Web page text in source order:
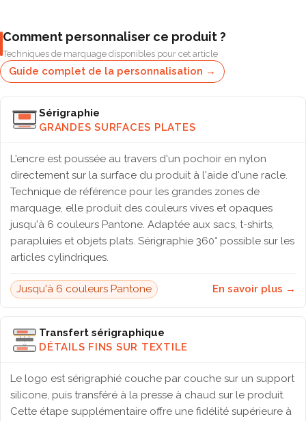
Comment personnaliser ce produit ?
Techniques de marquage disponibles pour cet article
Guide complet de la personnalisation →
Sérigraphie
GRANDES SURFACES PLATES
L'encre est poussée au travers d'un pochoir en nylon
directement sur la surface du produit à l'aide d'une racle.
Technique de référence pour les grandes zones de
marquage, elle produit des couleurs vives et opaques
jusqu'à 6 couleurs Pantone. Adaptée aux sacs, t-shirts,
parapluies et objets plats. Sérigraphie 360° possible sur les
articles cylindriques.
Jusqu'à 6 couleurs Pantone En savoir plus →
Transfert sérigraphique
DÉTAILS FINS SUR TEXTILE
Le logo est sérigraphié couche par couche sur un support
silicone, puis transféré à la presse à chaud sur le produit.
Cette étape supplémentaire offre une fidélité supérieure à